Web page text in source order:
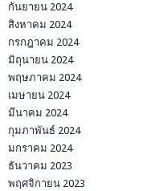
กันยายน 2024
สิงหาคม 2024
กรกฎาคม 2024
มิถุนายน 2024
พฤษภาคม 2024
เมษายน 2024
มีนาคม 2024
กุมภาพันธ์ 2024
มกราคม 2024
ธันวาคม 2023
พฤศจิกายน 2023